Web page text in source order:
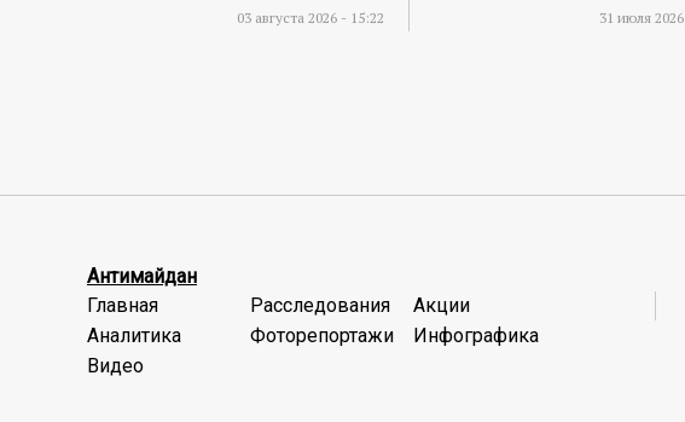
03 августа 2026 - 15:22 31 июля
Антимайдан
Главная
Расследования
Акции
Аналитика
Фоторепортажи
Инфографика
Видео